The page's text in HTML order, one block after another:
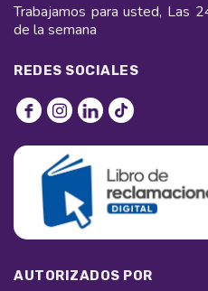
Trabajamos para usted, Las
de la semana
REDES SOCIALES
AUTORIZADOS POR